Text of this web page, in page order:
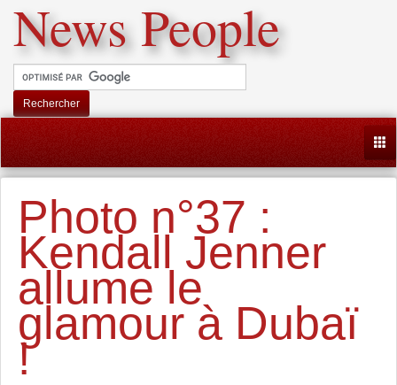
News People
Rechercher
Photo n°37 :
Kendall Jenner
allume le
glamour à Dubaï
!